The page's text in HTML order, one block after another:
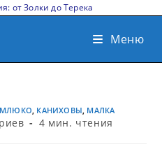
от Золки до Терека
Меню
, КАНИХОВЫ, МАЛКА
4 мин. чтения